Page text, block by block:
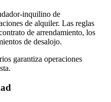
inquilino de
de alquiler. Las reglas
de arrendamiento, los
de desalojo.
garantiza operaciones